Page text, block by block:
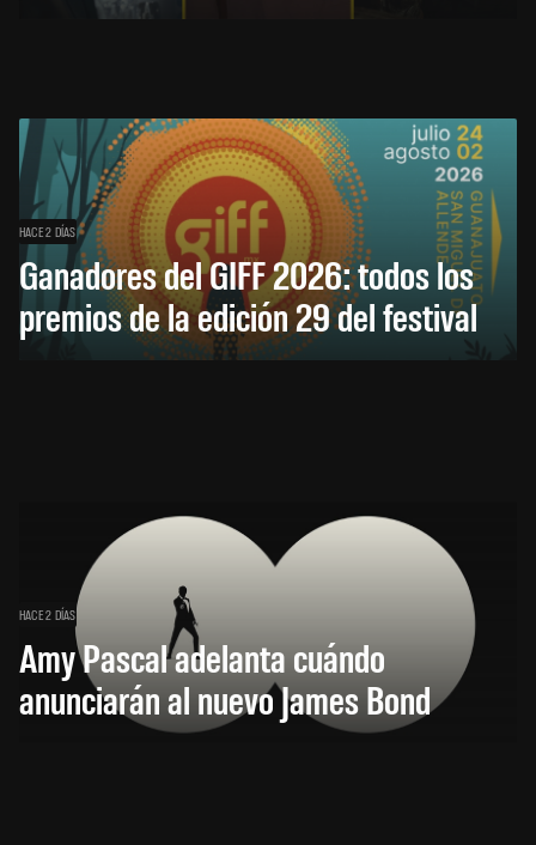
HACE 2 DÍAS
Ganadores del GIFF 2026: todos los
premios de la edición 29 del festival
HACE 2 DÍAS
Amy Pascal adelanta cuándo
anunciarán al nuevo James Bond